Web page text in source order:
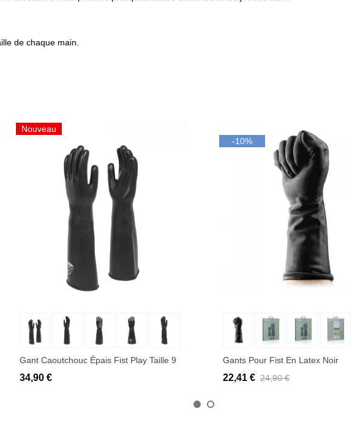
de chaque main.
Nouveau
Ajouter au panier
Gant Caoutchouc Épais Fist Play Taille 9
34,90 €
-10%
Ajouter au panier
Gants Pour Fist En Latex Noir
22,41 € 24,90 €